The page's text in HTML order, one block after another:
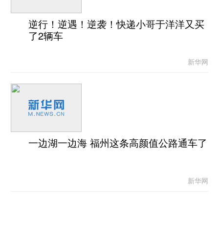
逆行！逆遇！逆袭！快递小哥于洋洋又买
了2辆车
新华网
一边湖一边海 福州这条高颜值公路通车了
新华网